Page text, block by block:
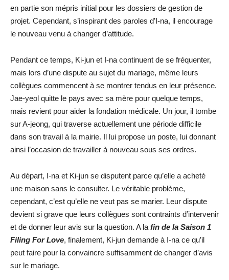
en partie son mépris initial pour les dossiers de gestion de
projet. Cependant, s’inspirant des paroles d’I-na, il encourage
le nouveau venu à changer d’attitude.
Pendant ce temps, Ki-jun et I-na continuent de se fréquenter,
mais lors d’une dispute au sujet du mariage, même leurs
collègues commencent à se montrer tendus en leur présence.
Jae-yeol quitte le pays avec sa mère pour quelque temps,
mais revient pour aider la fondation médicale. Un jour, il tombe
sur A-jeong, qui traverse actuellement une période difficile
dans son travail à la mairie. Il lui propose un poste, lui donnant
ainsi l’occasion de travailler à nouveau sous ses ordres.
Au départ, I-na et Ki-jun se disputent parce qu’elle a acheté
une maison sans le consulter. Le véritable problème,
cependant, c’est qu’elle ne veut pas se marier. Leur dispute
devient si grave que leurs collègues sont contraints d’intervenir
et de donner leur avis sur la question. A la fin de la Saison 1
Filing For Love, finalement, Ki-jun demande à I-na ce qu’il
peut faire pour la convaincre suffisamment de changer d’avis
sur le mariage.